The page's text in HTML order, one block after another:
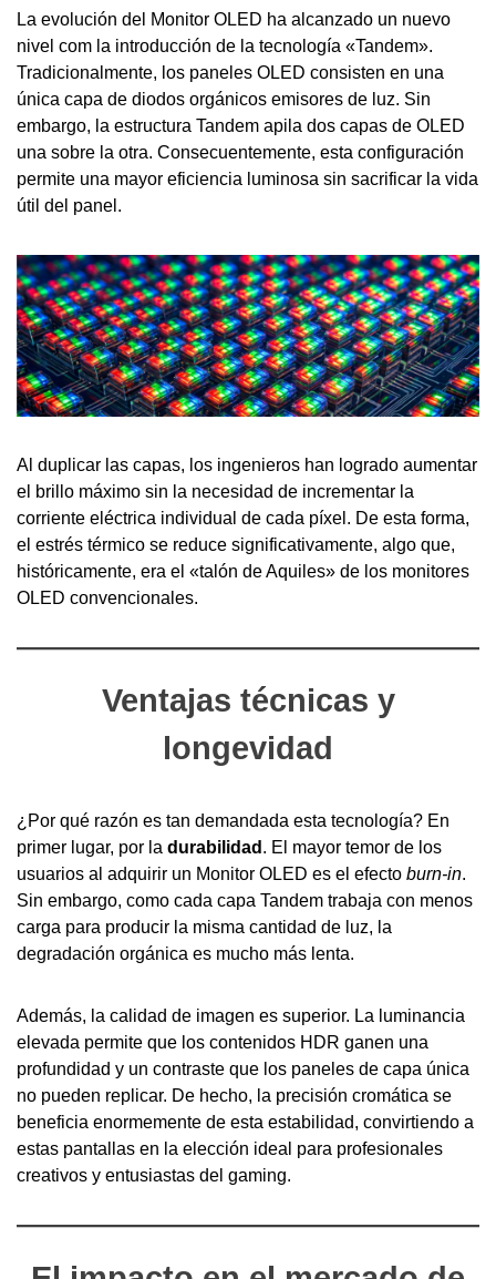
La evolución del Monitor OLED ha alcanzado un nuevo
nivel com la introducción de la tecnología «Tandem».
Tradicionalmente, los paneles OLED consisten en una
única capa de diodos orgánicos emisores de luz. Sin
embargo, la estructura Tandem apila dos capas de OLED
una sobre la otra. Consecuentemente, esta configuración
permite una mayor eficiencia luminosa sin sacrificar la vida
útil del panel.
Al duplicar las capas, los ingenieros han logrado aumentar
el brillo máximo sin la necesidad de incrementar la
corriente eléctrica individual de cada píxel. De esta forma,
el estrés térmico se reduce significativamente, algo que,
históricamente, era el «talón de Aquiles» de los monitores
OLED convencionales.
Ventajas técnicas y
longevidad
¿Por qué razón es tan demandada esta tecnología? En
primer lugar, por la durabilidad . El mayor temor de los
usuarios al adquirir un Monitor OLED es el efecto burn-in.
Sin embargo, como cada capa Tandem trabaja con menos
carga para producir la misma cantidad de luz, la
degradación orgánica es mucho más lenta.
Además, la calidad de imagen es superior. La luminancia
elevada permite que los contenidos HDR ganen una
profundidad y un contraste que los paneles de capa única
no pueden replicar. De hecho, la precisión cromática se
beneficia enormemente de esta estabilidad, convirtiendo a
estas pantallas en la elección ideal para profesionales
creativos y entusiastas del gaming.